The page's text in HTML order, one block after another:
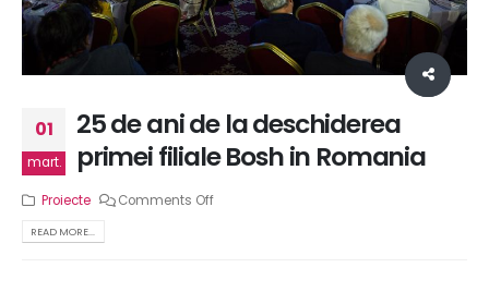
01
mart.
25 de ani de la deschiderea
primei filiale Bosh in Romania
Proiecte Comments Off
READ MORE...